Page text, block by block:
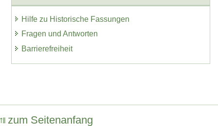
Hilfe zu Historische Fassungen
Fragen und Antworten
Barrierefreiheit
zum Seitenanfang